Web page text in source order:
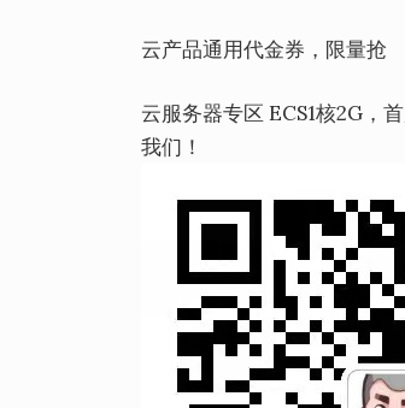
云产品通用代金券，限量抢
云服务器专区 ECS1核2G，
我们！